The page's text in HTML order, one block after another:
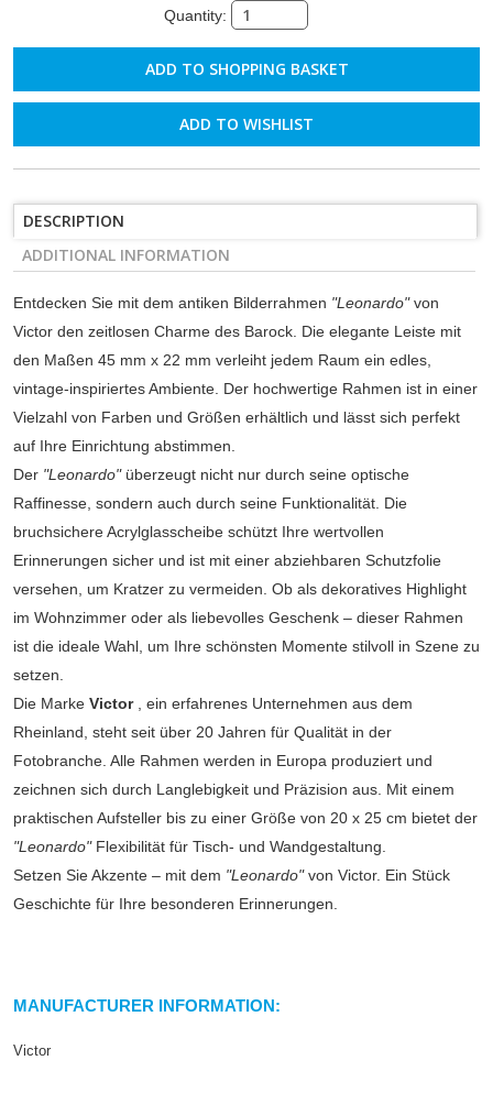
Quantity:
ADD TO WISHLIST
DESCRIPTION
ADDITIONAL INFORMATION
Entdecken Sie mit dem antiken Bilderrahmen "Leonardo"von
Victor den zeitlosen Charme des Barock. Die elegante Leiste mit
den Maßen 45 mm x 22 mm verleiht jedem Raum ein edles,
vintage-inspiriertes Ambiente. Der hochwertige Rahmen ist in einer
Vielzahl von Farben und Größen erhältlich und lässt sich perfekt
auf Ihre Einrichtung abstimmen.
Der "Leonardo"überzeugt nicht nur durch seine optische
Raffinesse, sondern auch durch seine Funktionalität. Die
bruchsichere Acrylglasscheibe schützt Ihre wertvollen
Erinnerungen sicher und ist mit einer abziehbaren Schutzfolie
versehen, um Kratzer zu vermeiden. Ob als dekoratives Highlight
im Wohnzimmer oder als liebevolles Geschenk – dieser Rahmen
ist die ideale Wahl, um Ihre schönsten Momente stilvoll in Szene zu
setzen.
Die Marke Victor, ein erfahrenes Unternehmen aus dem
Rheinland, steht seit über 20 Jahren für Qualität in der
Fotobranche. Alle Rahmen werden in Europa produziert und
zeichnen sich durch Langlebigkeit und Präzision aus. Mit einem
praktischen Aufsteller bis zu einer Größe von 20 x 25 cm bietet der
"Leonardo"Flexibilität für Tisch- und Wandgestaltung.
Setzen Sie Akzente – mit dem "Leonardo"von Victor. Ein Stück
Geschichte für Ihre besonderen Erinnerungen.
MANUFACTURER INFORMATION:
Victor